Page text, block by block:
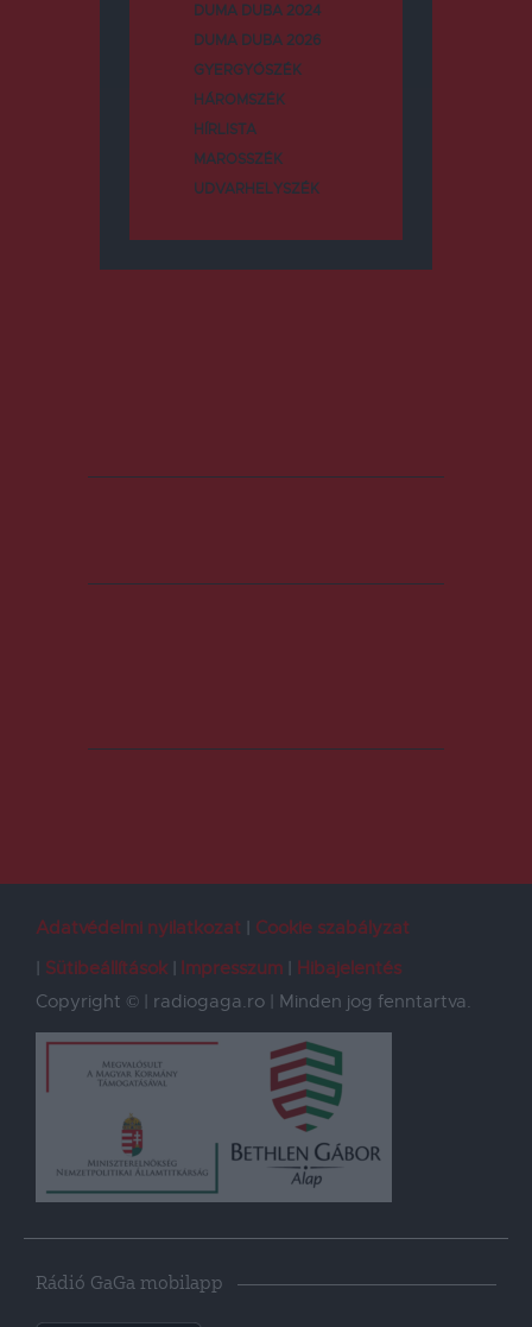
DUMA DUBA 2024
DUMA DUBA 2026
GYERGYÓSZÉK
HÁROMSZÉK
HÍRLISTA
MAROSSZÉK
UDVARHELYSZÉK
Adatvédelmi nyilatkozat
Cookie szabályzat
Sütibeállítások
Impresszum
Hibajelentés
Copyright © | radiogaga.ro | Minden jog fenntartva.
Rádió GaGa mobilapp